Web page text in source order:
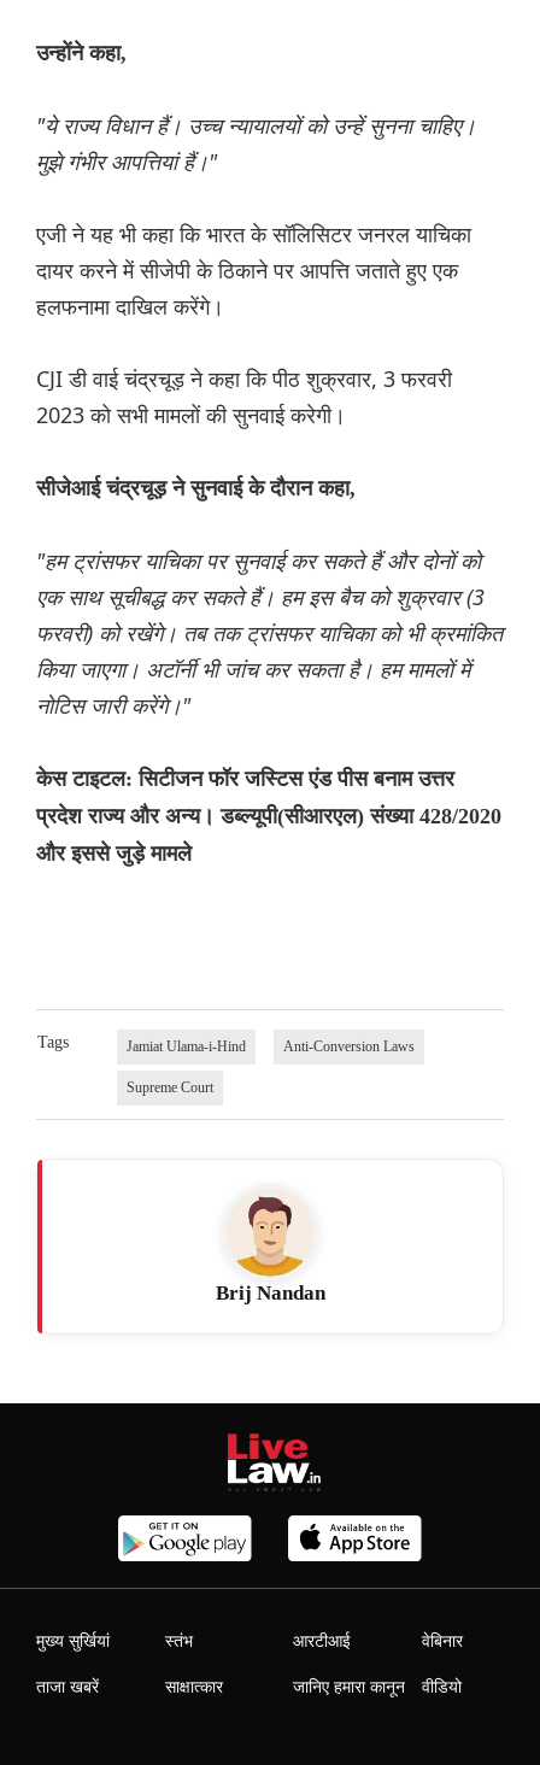
उन्होंने कहा,
"ये राज्य विधान हैं। उच्च न्यायालयों को उन्हें सुनना चाहिए।
मुझे गंभीर आपत्तियां हैं।"
एजी ने यह भी कहा कि भारत के सॉलिसिटर जनरल याचिका
दायर करने में सीजेपी के ठिकाने पर आपत्ति जताते हुए एक
हलफनामा दाखिल करेंगे।
CJI डी वाई चंद्रचूड़ ने कहा कि पीठ शुक्रवार, 3 फरवरी
2023 को सभी मामलों की सुनवाई करेगी।
सीजेआई चंद्रचूड़ ने सुनवाई के दौरान कहा,
"हम ट्रांसफर याचिका पर सुनवाई कर सकते हैं और दोनों को
एक साथ सूचीबद्ध कर सकते हैं। हम इस बैच को शुक्रवार (3
फरवरी) को रखेंगे। तब तक ट्रांसफर याचिका को भी क्रमांकित
किया जाएगा। अटॉर्नी भी जांच कर सकता है। हम मामलों में
नोटिस जारी करेंगे।"
केस टाइटल: सिटीजन फॉर जस्टिस एंड पीस बनाम उत्तर
प्रदेश राज्य और अन्य। डब्ल्यूपी(सीआरएल) संख्या 428/2020
और इससे जुड़े मामले
Tags Jamiat Ulama-i-Hind Anti-Conversion Laws
Supreme Court
Brij Nandan
मुख्य सुर्खियां
ताजा खबरें
स्तंभ
साक्षात्कार
आरटीआई
जानिए हमारा कानून
वेबिनार
वीडियो